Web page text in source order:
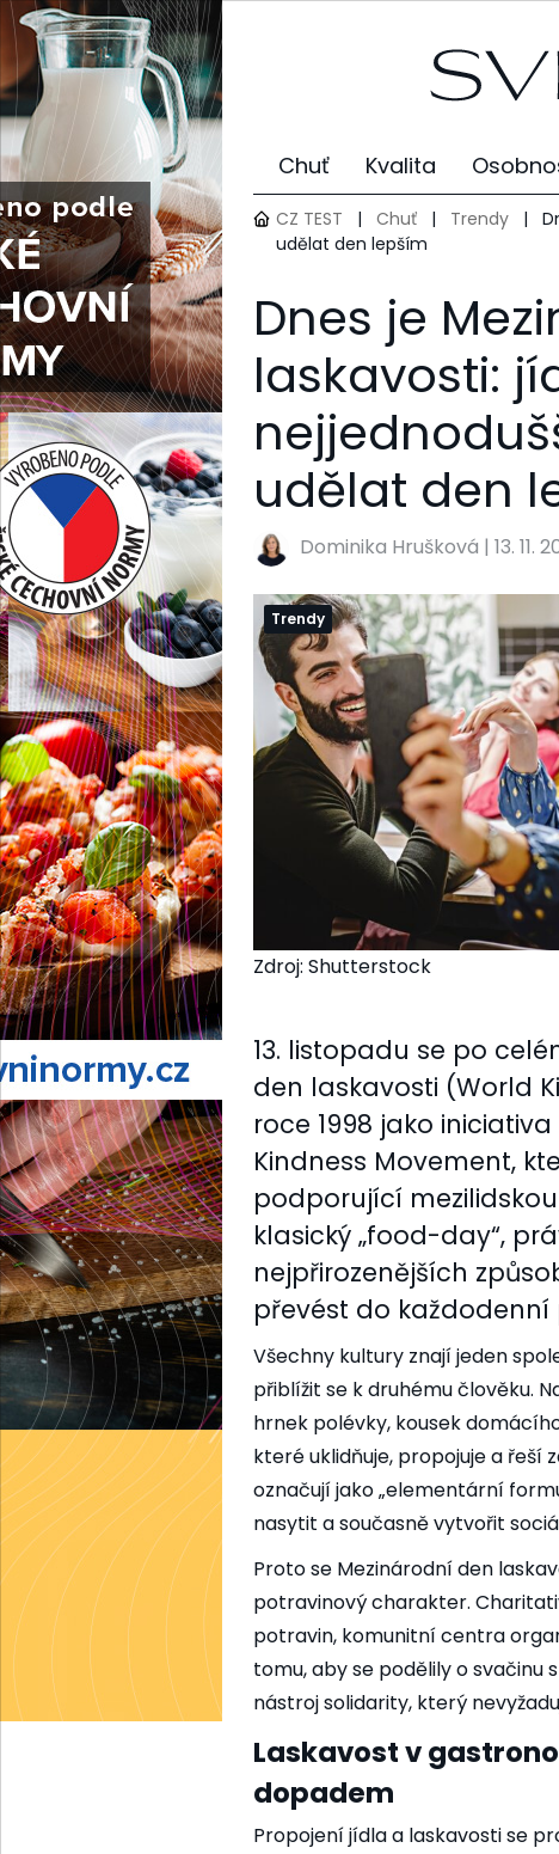
Chuť Kvalita
CZ TEST | Chuť | Trendy |
udělat den lepším
Dnes je
laskavosti:
udělat den
Dominika Hrušková | 13. 11.
Trendy
Zdroj: Shutterstock
13. listopadu se po
den laskavosti (World
roce 1998 jako
Kindness Movement,
podporující
klasický „food-day“,
nejpřirozenějších
převést do každodenní
Všechny kultury znají jeden
přiblížit se k druhému člověku.
hrnek polévky, kousek
které uklidňuje, propojuje a řeší
označují jako „elementární
nasytit a současně vytvořit
Proto se Mezinárodní den
potravinový charakter.
potravin, komunitní centra
tomu, aby se podělily o svačinu
nástroj solidarity, který
Laskavost v
dopadem
Propojení jídla a laskavosti se